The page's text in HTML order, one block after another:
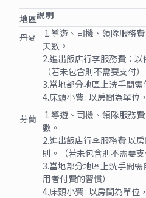
地區說明
丹麥
1.導遊、司機、領隊服務
天數。
2.進出飯店行李服務費：
（若未包含則不需要支付）
3.當地部分地區上洗手間需
4.床頭小費 : 以房間為單位
芬蘭
1.導遊、司機、領隊服務
數。
2.進出飯店行李服務費:以
則。（若未包含則不需要支
3.當地部分地區上洗手間
用者付費的習慣）
4.床頭小費 : 以房間為單位